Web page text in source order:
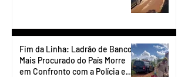
Fim da Linha: Ladrão de Banco
Mais Procurado do País Morre
em Confronto com a Polícia em